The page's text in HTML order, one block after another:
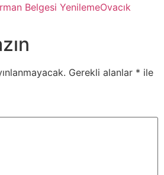
Belgesi YenilemeOvacık
Gerekli alanlar * ile